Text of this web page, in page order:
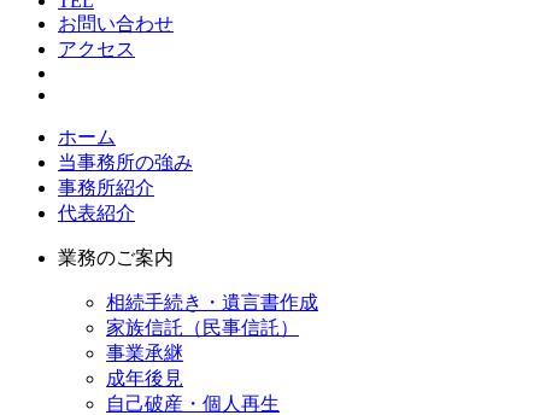
お問い合わせ
アクセス
ホーム
当事務所の強み
事務所紹介
代表紹介
業務のご案内
相続手続き・遺言書作成
家族信託（民事信託）
事業承継
成年後見
自己破産・個人再生